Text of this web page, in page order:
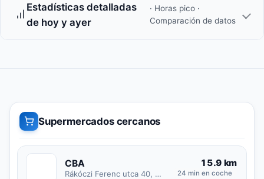
Estadísticas detalladas
de hoy y ayer
· Horas pico ·
Comparación de datos
Supermercados cercanos
CBA
Rákóczi Ferenc utca 40, Nagyvarsány
15.9 km
24 min en coche